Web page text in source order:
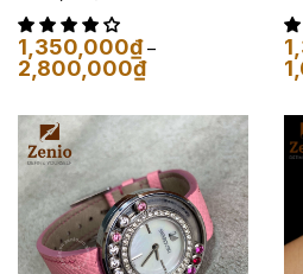
1,350,000₫ –
2,800,000₫Khoảng
giá:
1,350,000₫
2,800,000₫